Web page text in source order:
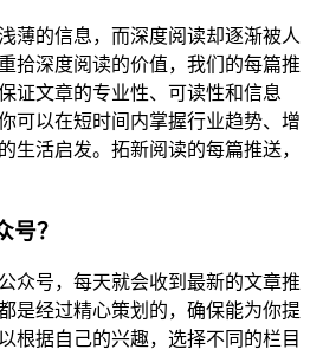
薄的信息，而深度阅读却逐渐被人
拾深度阅读的价值，我们的每篇推
证文章的专业性、可读性和信息
可以在短时间内掌握行业趋势、增
生活启发。拓新阅读的每篇推送，
号？
众号，每天就会收到最新的文章推
是经过精心策划的，确保能为你提
根据自己的兴趣，选择不同的栏目